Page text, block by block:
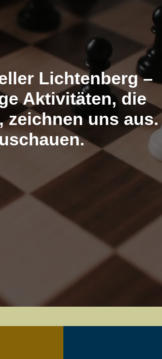
Lichtenberg –
Aktivitäten, die
zeichnen uns aus.